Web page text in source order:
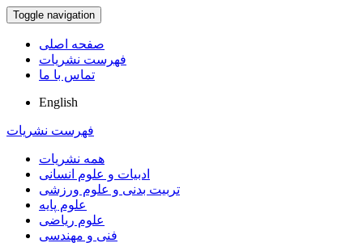
Toggle navigation
صفحه اصلی
فهرست نشریات
تماس با ما
English
فهرست نشریات
همه نشریات
ادبیات و علوم انسانی
تربیت بدنی و علوم ورزشی
علوم پایه
علوم ریاضی
فنی و مهندسی